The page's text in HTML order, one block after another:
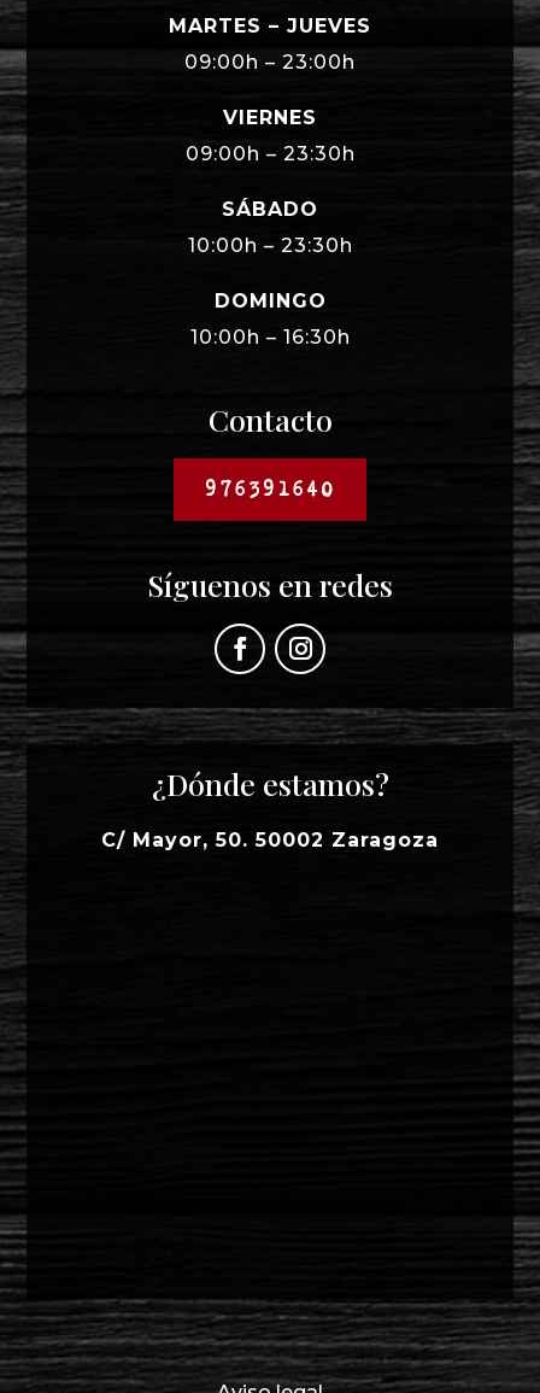
MARTES – JUEVES
09:00h – 23:00h
VIERNES
09:00h – 23:30h
SÁBADO
10:00h – 23:30h
DOMINGO
10:00h – 16:30h
Contacto
976391640
Síguenos en redes
¿Dónde estamos?
C/ Mayor, 50. 50002 Zaragoza